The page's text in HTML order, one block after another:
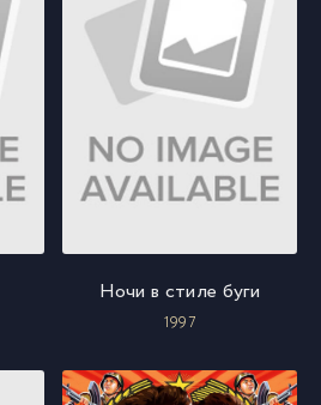
Ночи в стиле буги
1997